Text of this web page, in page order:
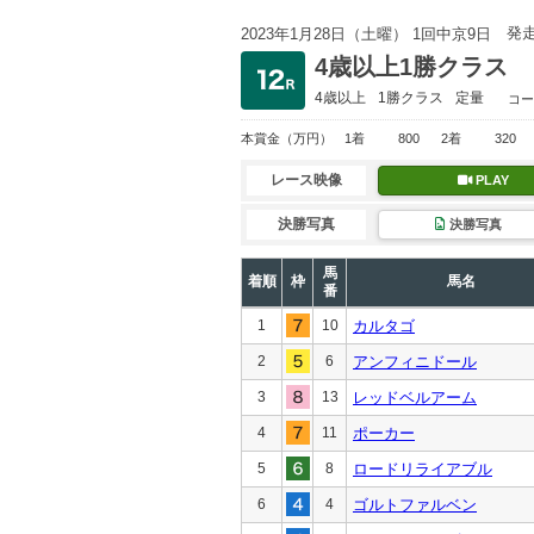
2023年1月28日（土曜） 1回中京9日 発
4歳以上1勝クラス
4歳以上 1勝クラス 定量 コ
本賞金 （万円） 1着 800 2着 320
レース映像 PLAY
決勝写真 決勝写真
着順 枠
馬
番
馬名
1 10 カルタゴ
2 6 アンフィニドール
3 13 レッドベルアーム
4 11 ポーカー
5 8 ロードリライアブル
6 4 ゴルトファルベン